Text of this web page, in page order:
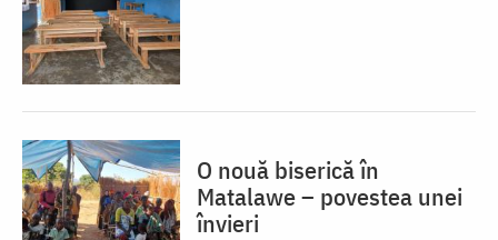
O nouă biserică în
Matalawe – povestea unei
învieri